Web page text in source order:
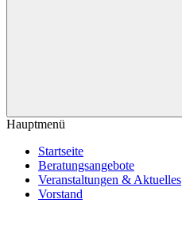
Hauptmenü
Startseite
Beratungsangebote
Veranstaltungen & Aktuelles
Vorstand